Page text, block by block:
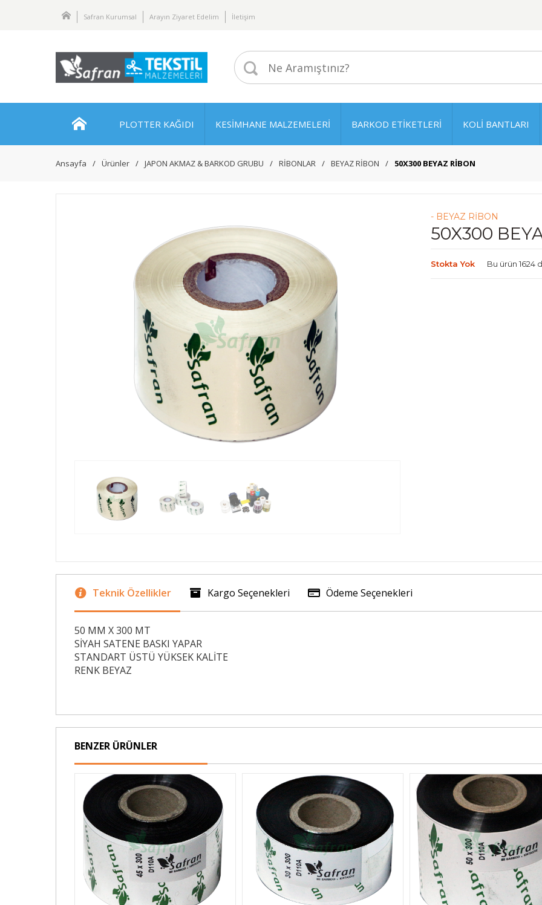
Safran Kurumsal Arayın Ziyaret Edelim İletişim
PLOTTER KAĞIDI KESİMHANE MALZEMELERİ BARKOD ETİKETLERİ KOLİ BANTLARI
Ansayfa Ürünler JAPON AKMAZ & BARKOD GRUBU RİBONLAR BEYAZ RİBON 50X300 BEYAZ RİBON
- BEYAZ RİBON
50X300
Stokta Yok Bu ürün 1624
Teknik Özellikler Kargo Seçenekleri Ödeme Seçenekleri
50 MM X 300 MT
SİYAH SATENE BASKI YAPAR
STANDART ÜSTÜ YÜKSEK KALİTE
RENK BEYAZ
BENZER ÜRÜNLER